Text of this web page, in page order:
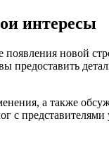
интересы
новой
а также